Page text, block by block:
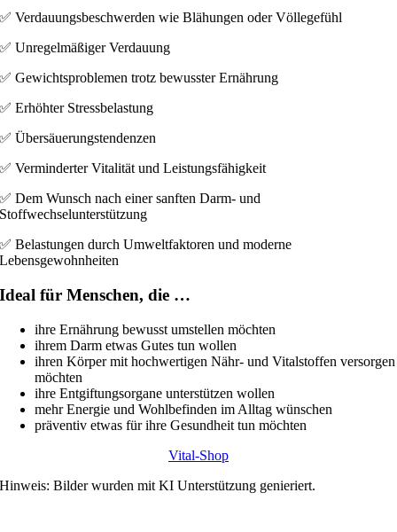
✅ Verdauungsbeschwerden wie Blähungen oder Völlegefühl
✅ Unregelmäßiger Verdauung
✅ Gewichtsproblemen trotz bewusster Ernährung
✅ Erhöhter Stressbelastung
✅ Übersäuerungstendenzen
✅ Verminderter Vitalität und Leistungsfähigkeit
✅ Dem Wunsch nach einer sanften Darm- und
Stoffwechselunterstützung
✅ Belastungen durch Umweltfaktoren und moderne
Lebensgewohnheiten
Ideal für Menschen, die …
ihre Ernährung bewusst umstellen möchten
ihrem Darm etwas Gutes tun wollen
ihren Körper mit hochwertigen Nähr- und Vitalstoffen versorgen
möchten
ihre Entgiftungsorgane unterstützen wollen
mehr Energie und Wohlbefinden im Alltag wünschen
präventiv etwas für ihre Gesundheit tun möchten
Vital-Shop
Hinweis: Bilder wurden mit KI Unterstützung genieriert.